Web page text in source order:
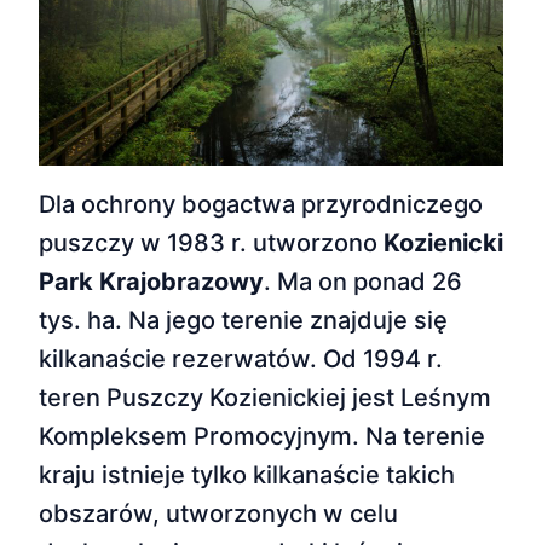
Dla ochrony bogactwa przyrodniczego
puszczy w 1983 r. utworzono Kozienicki
Park Krajobrazowy. Ma on ponad 26
tys. ha. Na jego terenie znajduje się
kilkanaście rezerwatów. Od 1994 r.
teren Puszczy Kozienickiej jest Leśnym
Kompleksem Promocyjnym. Na terenie
kraju istnieje tylko kilkanaście takich
obszarów, utworzonych w celu